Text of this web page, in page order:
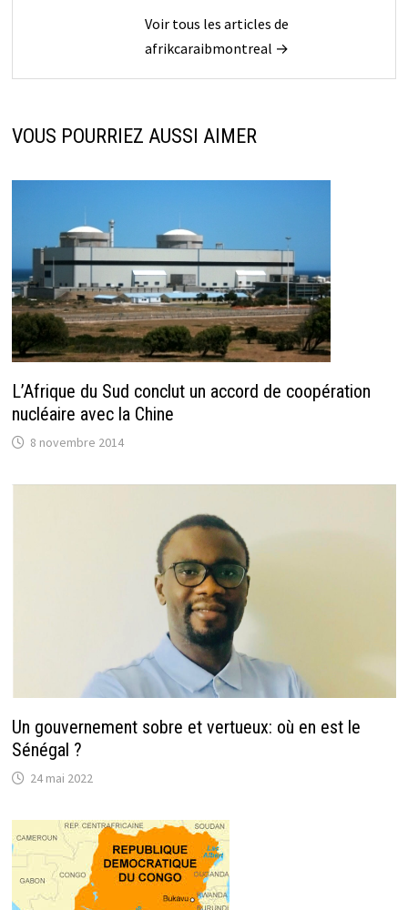
Voir tous les articles de
afrikcaraibmontreal →
VOUS POURRIEZ AUSSI AIMER
L’Afrique du Sud conclut un accord de coopération
nucléaire avec la Chine
8 novembre 2014
Un gouvernement sobre et vertueux: où en est le
Sénégal ?
24 mai 2022